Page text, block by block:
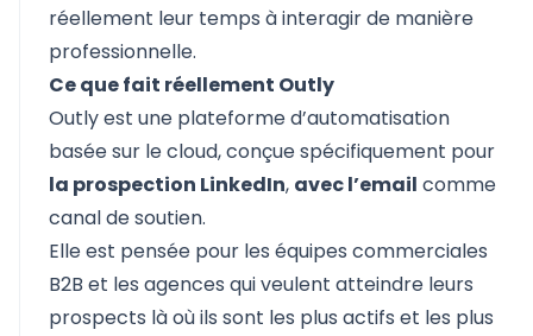
réellement leur temps à interagir de manière
professionnelle.
Ce que fait réellement Outly
Outly est une plateforme d’automatisation
basée sur le cloud, conçue spécifiquement pour
la prospection LinkedIn, avec l’email comme
canal de soutien.
Elle est pensée pour les équipes commerciales
B2B et les agences qui veulent atteindre leurs
prospects là où ils sont les plus actifs et les plus